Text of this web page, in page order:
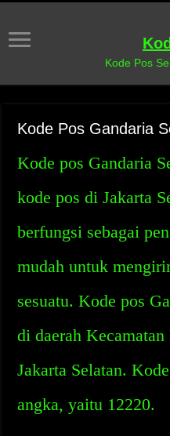
Kode Pos
Kode Pos Gandaria
Kode pos Gandaria
kode pos di Jakarta
berfungsi sebagai
mudah untuk
sesuatu. Kode pos
di daerah
Jakarta Selatan.
angka, yaitu 12220.